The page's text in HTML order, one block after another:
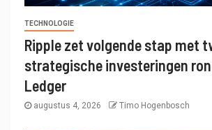
TECHNOLOGIE
Ripple zet volgende stap met
strategische investeringen
Ledger
augustus 4, 2026 Timo Hogenbosch